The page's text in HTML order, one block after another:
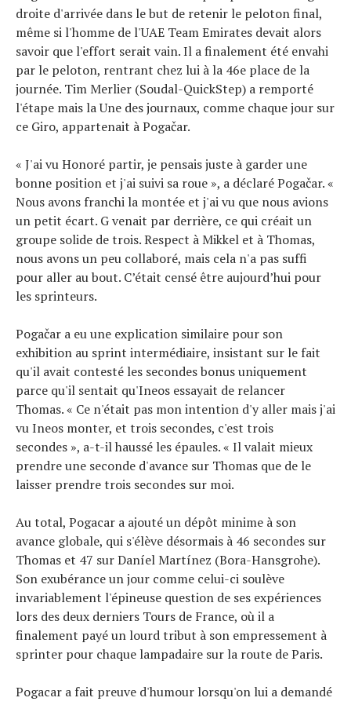
droite d'arrivée dans le but de retenir le peloton final,
même si l'homme de l'UAE Team Emirates devait alors
savoir que l'effort serait vain. Il a finalement été envahi
par le peloton, rentrant chez lui à la 46e place de la
journée. Tim Merlier (Soudal-QuickStep) a remporté
l'étape mais la Une des journaux, comme chaque jour sur
ce Giro, appartenait à Pogačar.
« J'ai vu Honoré partir, je pensais juste à garder une
bonne position et j'ai suivi sa roue », a déclaré Pogačar. «
Nous avons franchi la montée et j'ai vu que nous avions
un petit écart. G venait par derrière, ce qui créait un
groupe solide de trois. Respect à Mikkel et à Thomas,
nous avons un peu collaboré, mais cela n'a pas suffi
pour aller au bout. C’était censé être aujourd’hui pour
les sprinteurs.
Pogačar a eu une explication similaire pour son
exhibition au sprint intermédiaire, insistant sur le fait
qu'il avait contesté les secondes bonus uniquement
parce qu'il sentait qu'Ineos essayait de relancer
Thomas. « Ce n'était pas mon intention d'y aller mais j'ai
vu Ineos monter, et trois secondes, c'est trois
secondes », a-t-il haussé les épaules. « Il valait mieux
prendre une seconde d'avance sur Thomas que de le
laisser prendre trois secondes sur moi.
Au total, Pogacar a ajouté un dépôt minime à son
avance globale, qui s'élève désormais à 46 secondes sur
Thomas et 47 sur Daníel Martínez (Bora-Hansgrohe).
Son exubérance un jour comme celui-ci soulève
invariablement l'épineuse question de ses expériences
lors des deux derniers Tours de France, où il a
finalement payé un lourd tribut à son empressement à
sprinter pour chaque lampadaire sur la route de Paris.
Pogacar a fait preuve d'humour lorsqu'on lui a demandé